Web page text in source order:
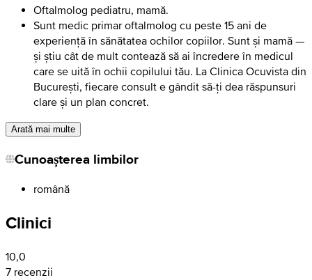
Oftalmolog pediatru, mamă.
Sunt medic primar oftalmolog cu peste 15 ani de
experiență în sănătatea ochilor copiilor. Sunt și mamă —
și știu cât de mult contează să ai încredere în medicul
care se uită în ochii copilului tău. La Clinica Ocuvista din
București, fiecare consult e gândit să-ți dea răspunsuri
clare și un plan concret.
Arată mai multe
Cunoașterea limbilor
română
Clinici
10,0
7 recenzii